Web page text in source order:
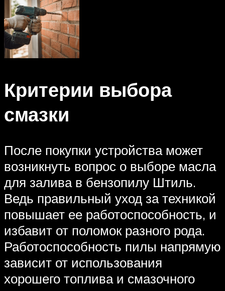
Критерии выбора
смазки
После покупки устройства может
возникнуть вопрос о выборе масла
для залива в бензопилу Штиль.
Ведь правильный уход за техникой
повышает ее работоспособность, и
избавит от поломок разного рода.
Работоспособность пилы напрямую
зависит от использования
хорошего топлива и смазочного